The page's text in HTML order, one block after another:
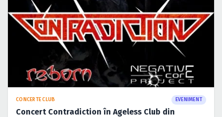
CONCERTE CLUB EVENIMENT
Concert Contradiction în Ageless Club din